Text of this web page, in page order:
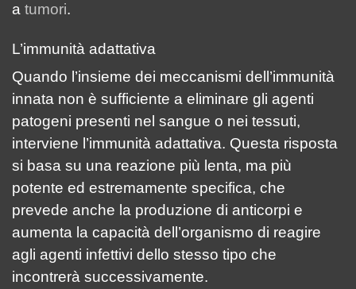
a tumori.
L’immunità adattativa
Quando l’insieme dei meccanismi dell’immunità
innata non è sufficiente a eliminare gli agenti
patogeni presenti nel sangue o nei tessuti,
interviene l’immunità adattativa. Questa risposta
si basa su una reazione più lenta, ma più
potente ed estremamente specifica, che
prevede anche la produzione di anticorpi e
aumenta la capacità dell’organismo di reagire
agli agenti infettivi dello stesso tipo che
incontrerà successivamente.